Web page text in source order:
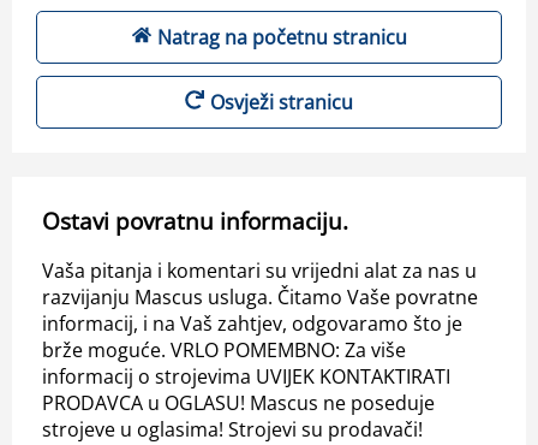
Natrag na početnu stranicu
Osvježi stranicu
Ostavi povratnu informaciju.
Vaša pitanja i komentari su vrijedni alat za nas u
razvijanju Mascus usluga. Čitamo Vaše povratne
informacij, i na Vaš zahtjev, odgovaramo što je
brže moguće. VRLO POMEMBNO: Za više
informacij o strojevima UVIJEK KONTAKTIRATI
PRODAVCA u OGLASU! Mascus ne poseduje
strojeve u oglasima! Strojevi su prodavači!